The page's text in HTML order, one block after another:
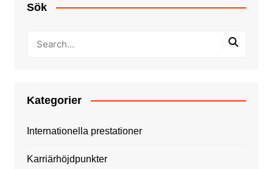
Sök
Kategorier
Internationella prestationer
Karriärhöjdpunkter